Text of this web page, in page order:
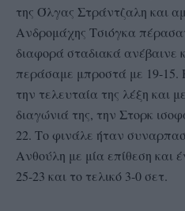
της Όλγας Στράντζαλη και
Ανδρομάχης Τσιόγκα
διαφορά σταδιακά
περάσαμε μπροστά με 19-15.
την τελευταία της λέξη και
διαγώνιά της, την Στορκ
22. Το φινάλε ήταν
Ανθούλη με μία επίθεση και
25-23 και το τελικό 3-0 σετ.